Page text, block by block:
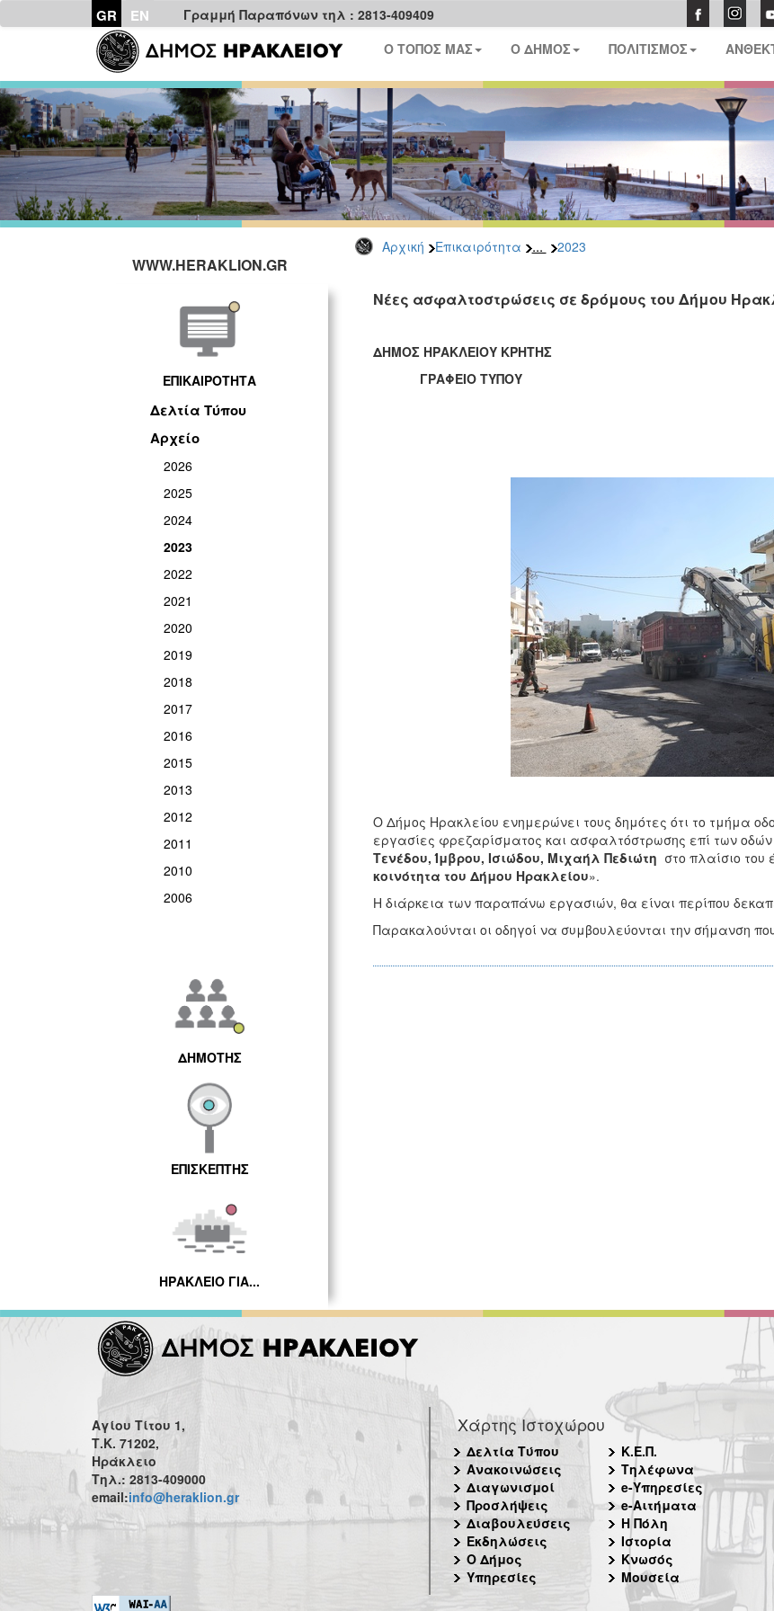
GR EN Γραμμή Παραπόνων τηλ : 2813-409409
Ο ΤΟΠΟΣ ΜΑΣ Ο ΔΗΜΟΣ ΠΟΛΙΤΙΣΜΟΣ
Αρχική Επικαιρότητα ... 2023
WWW.HERAKLION.GR
ΕΠΙΚΑΙΡΟΤΗΤΑ
Δελτία Τύπου
Αρχείο
2026
2025
2024
2023
2022
2021
2020
2019
2018
2017
2016
2015
2013
2012
2011
2010
2006
ΔΗΜΟΤΗΣ
ΕΠΙΣΚΕΠΤΗΣ
ΗΡΑΚΛΕΙΟ ΓΙΑ...
Νέες ασφαλτοστρώσεις σε δρόμους του Δήμου
ΔΗΜΟΣ ΗΡΑΚΛΕΙΟΥ ΚΡΗΤΗΣ
ΓΡΑΦΕΙΟ ΤΥΠΟΥ
Ο Δήμος Ηρακλείου ενημερώνει τους δημότες ότι το τμήμα
εργασίες φρεζαρίσματος και ασφαλτόστρωσης επί των οδών
Τενέδου, Ίμβρου, Ισιώδου, Μιχαήλ Πεδιώτη στο πλαίσιο του
κοινότητα του Δήμου Ηρακλείου».
Η διάρκεια των παραπάνω εργασιών, θα είναι περίπου
Παρακαλούνται οι οδηγοί να συμβουλεύονται την σήμανση
Αγίου Τίτου 1,
Τ.Κ. 71202,
Ηράκλειο
Τηλ.: 2813-409000
email:info@heraklion.gr
Χάρτης Ιστοχώρου
Δελτία Τύπου
Ανακοινώσεις
Διαγωνισμοί
Προσλήψεις
Διαβουλεύσεις
Εκδηλώσεις
Ο Δήμος
Υπηρεσίες
Κ.Ε.Π.
Τηλέφωνα
e-Υπηρεσίες
e-Αιτήματα
Η Πόλη
Ιστορία
Κνωσός
Μουσεία